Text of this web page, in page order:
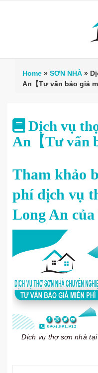
Home » SƠN NHÀ »
An【Tư vấn báo giá
Dịch vụ
An【Tư vấn
Tham khảo
phí dịch vụ
Long An
Dịch vụ thợ sơn nhà